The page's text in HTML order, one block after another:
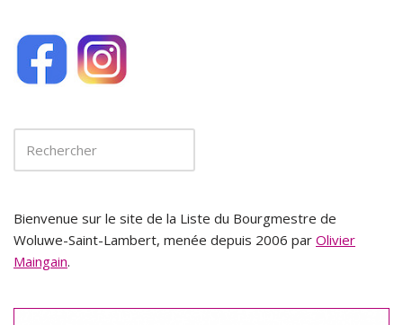
Bienvenue sur le site de la Liste du Bourgmestre de
Woluwe-Saint-Lambert, menée depuis 2006 par Olivier
Maingain.